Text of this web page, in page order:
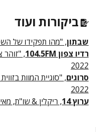
ביקורות ועוד
שבתון, "מהו תפקידו של
רדיו צפון 104.5FM
, "זוהר
2022
סרוגים, "סוגיית המוות
2022
ערוץ 14
, ריקלין & שו"ת, מאי 2022